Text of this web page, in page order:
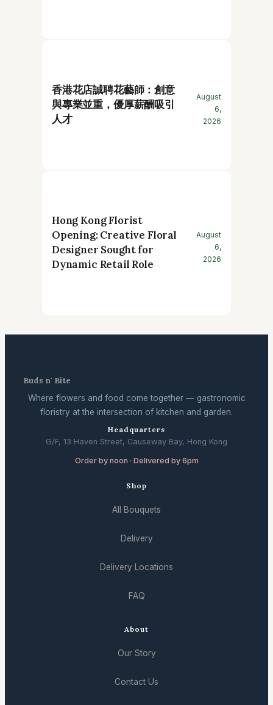
香港花店誠聘花藝師：創意
與專業並重，優厚薪酬吸引
人才
August
6,
2026
Hong Kong Florist
Opening: Creative Floral
Designer Sought for
Dynamic Retail Role
August
6,
2026
Buds n' Bite
Where flowers and food come together — gastronomic
floristry at the intersection of kitchen and garden.
Headquarters
G/F, 13 Haven Street, Causeway Bay, Hong Kong
Order by noon · Delivered by 6pm
Shop
All Bouquets
Delivery
Delivery Locations
FAQ
About
Our Story
Contact Us